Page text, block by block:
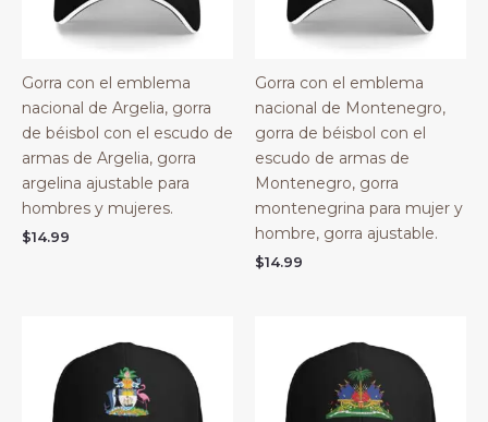
Gorra con el emblema
nacional de Argelia, gorra
de béisbol con el escudo de
armas de Argelia, gorra
argelina ajustable para
hombres y mujeres.
$14.99
Gorra con el emblema
nacional de Montenegro,
gorra de béisbol con el
escudo de armas de
Montenegro, gorra
montenegrina para mujer y
hombre, gorra ajustable.
$14.99